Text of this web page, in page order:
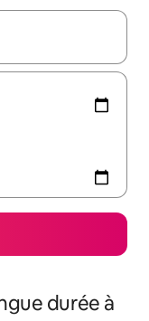
les flèches vers le
durée à